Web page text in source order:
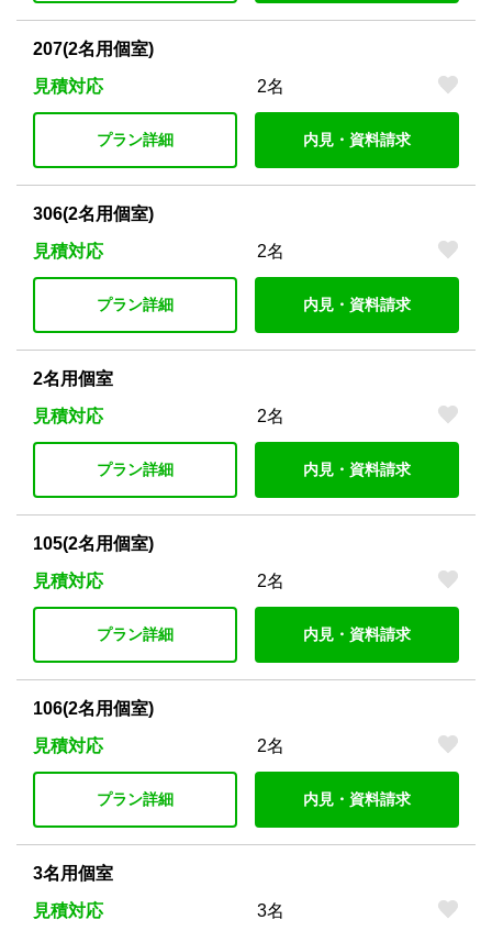
207(2名用個室)
見積対応
2名
プラン詳細 内見・資料請求
306(2名用個室)
見積対応
2名
プラン詳細 内見・資料請求
2名用個室
見積対応
2名
プラン詳細 内見・資料請求
105(2名用個室)
見積対応
2名
プラン詳細 内見・資料請求
106(2名用個室)
見積対応
2名
プラン詳細 内見・資料請求
3名用個室
見積対応
3名